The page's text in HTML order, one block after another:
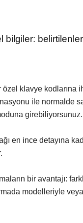
klavye kodlarına
ile normalde
girebiliyorsunuz.
en ince detayına
bir avantajı:
modelleriyle